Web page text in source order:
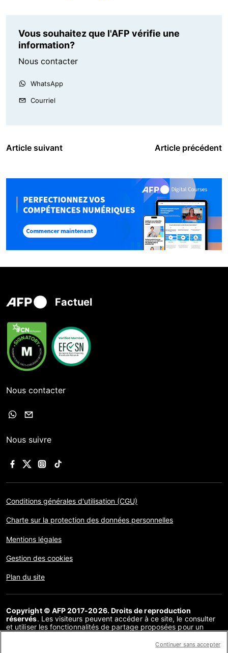
Vous souhaitez que l'AFP vérifie une
information?
Nous contacter
WhatsApp
Courriel
Article suivant Article précédent
Factuel
Nous contacter
Nous suivre
Conditions générales d'utilisation (CGU)
Charte sur la protection des données personnelles
Mentions légales
Gestion des cookies
Plan du site
Copyright © AFP 2017-2026. Droits de reproduction
réservés. Les visiteurs peuvent accéder à ce site, le consulter
et utiliser les fonctionnalités de partage proposées pour un
communication au public, distribution de tout ou partie du
Continuer sans accepter